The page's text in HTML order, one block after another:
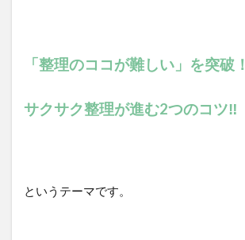
「整理のココが難しい」を突破！
サクサク整理が進む2つのコツ‼
というテーマです。